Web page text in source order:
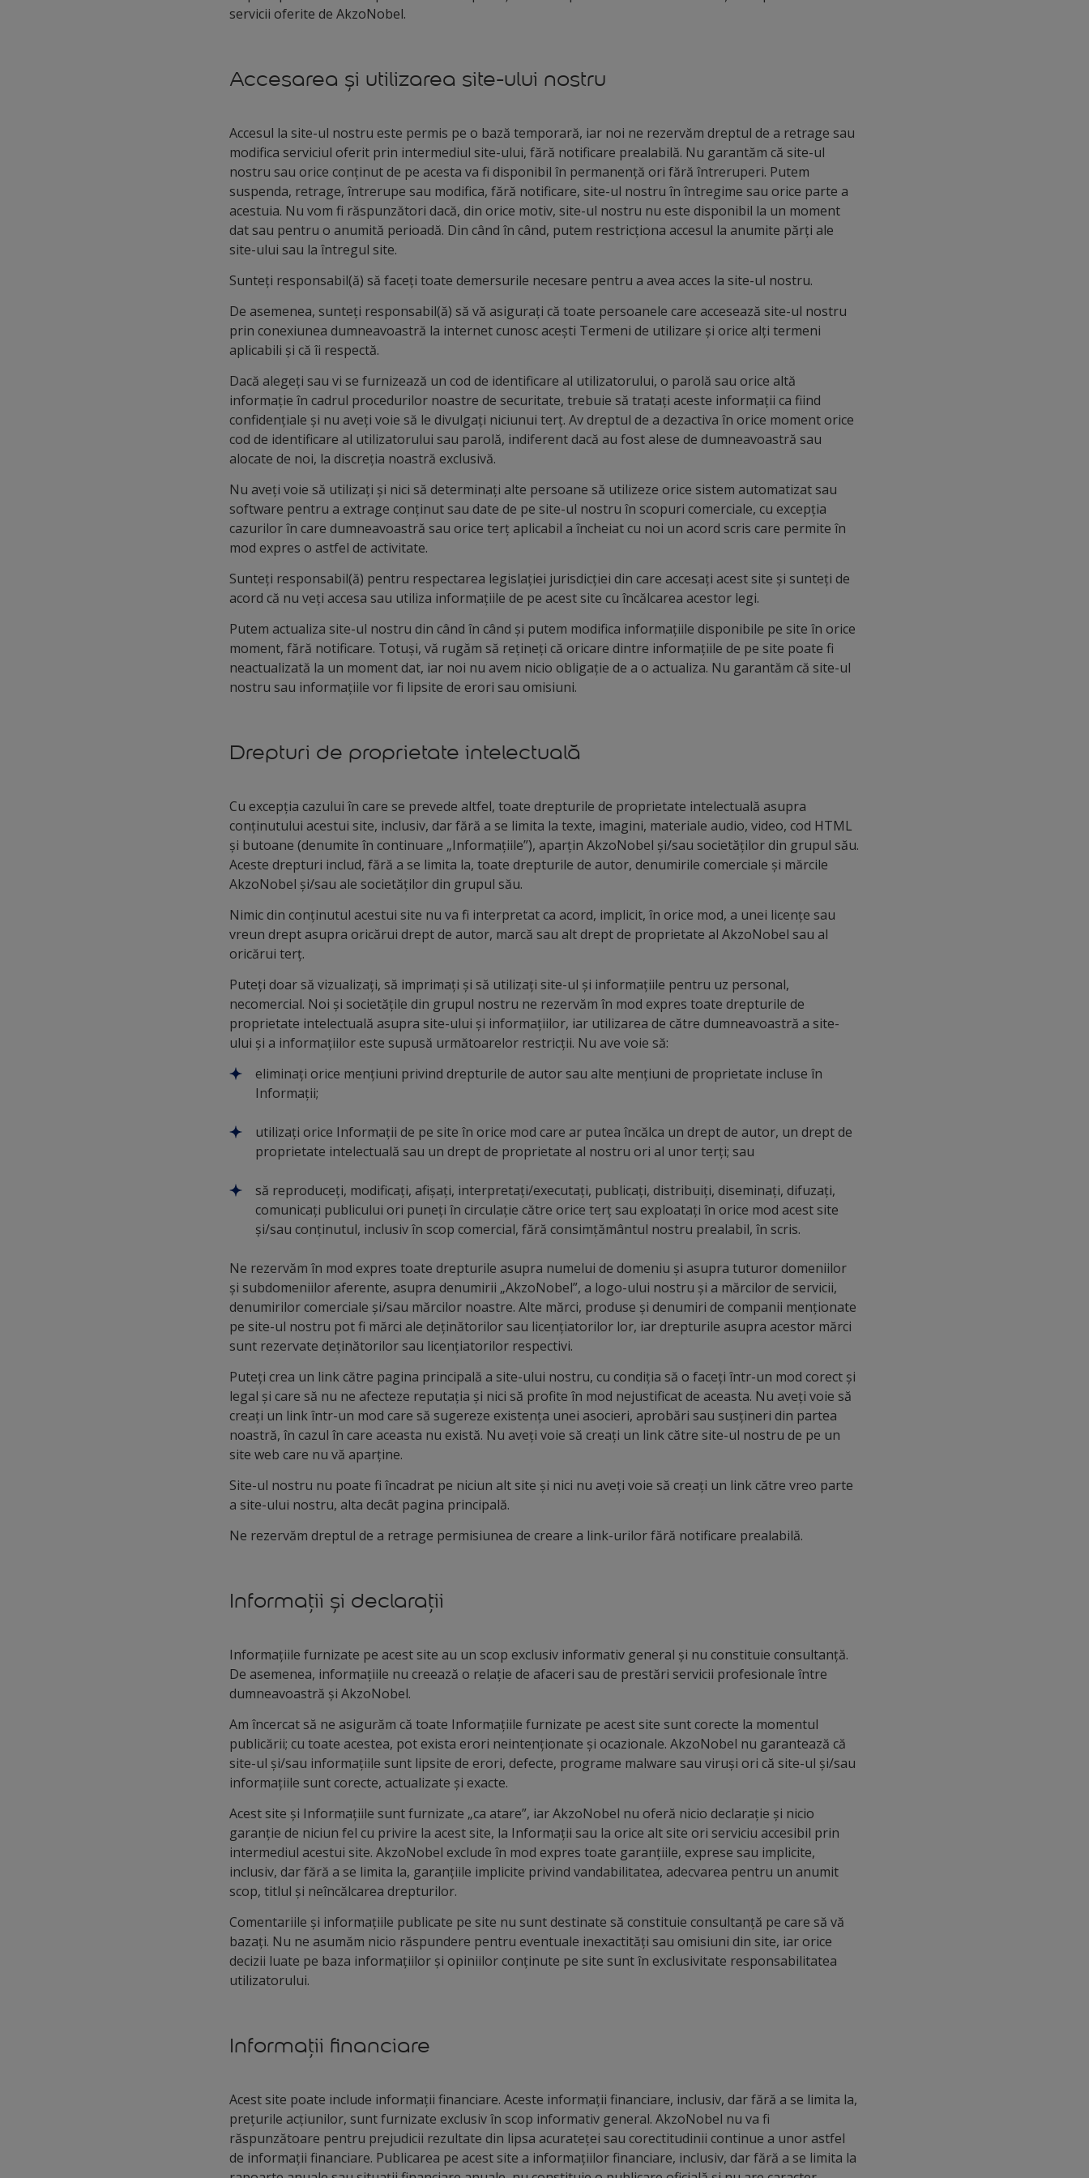
servicii oferite de AkzoNobel.
Accesarea și utilizarea site-ului nostru
Accesul la site-ul nostru este permis pe o bază temporară, iar noi ne rezervăm dreptul de a retrage sau
modifica serviciul oferit prin intermediul site-ului, fără notificare prealabilă. Nu garantăm că site-ul
nostru sau orice conținut de pe acesta va fi disponibil în permanență ori fără întreruperi. Putem
suspenda, retrage, întrerupe sau modifica, fără notificare, site-ul nostru în întregime sau orice parte a
acestuia. Nu vom fi răspunzători dacă, din orice motiv, site-ul nostru nu este disponibil la un moment
dat sau pentru o anumită perioadă. Din când în când, putem restricționa accesul la anumite părți ale
site-ului sau la întregul site.
Sunteți responsabil(ă) să faceți toate demersurile necesare pentru a avea acces la site-ul nostru.
De asemenea, sunteți responsabil(ă) să vă asigurați că toate persoanele care accesează site-ul nostru
prin conexiunea dumneavoastră la internet cunosc acești Termeni de utilizare și orice alți termeni
aplicabili și că îi respectă.
Dacă alegeți sau vi se furnizează un cod de identificare al utilizatorului, o parolă sau orice altă
informație în cadrul procedurilor noastre de securitate, trebuie să tratați aceste informații ca fiind
confidențiale și nu aveți voie să le divulgați niciunui terț. Av dreptul de a dezactiva în orice moment orice
cod de identificare al utilizatorului sau parolă, indiferent dacă au fost alese de dumneavoastră sau
alocate de noi, la discreția noastră exclusivă.
Nu aveți voie să utilizați și nici să determinați alte persoane să utilizeze orice sistem automatizat sau
software pentru a extrage conținut sau date de pe site-ul nostru în scopuri comerciale, cu excepția
cazurilor în care dumneavoastră sau orice terț aplicabil a încheiat cu noi un acord scris care permite în
mod expres o astfel de activitate.
Sunteți responsabil(ă) pentru respectarea legislației jurisdicției din care accesați acest site și sunteți de
acord că nu veți accesa sau utiliza informațiile de pe acest site cu încălcarea acestor legi.
Putem actualiza site-ul nostru din când în când și putem modifica informațiile disponibile pe site în orice
moment, fără notificare. Totuși, vă rugăm să rețineți că oricare dintre informațiile de pe site poate fi
neactualizată la un moment dat, iar noi nu avem nicio obligație de a o actualiza. Nu garantăm că site-ul
nostru sau informațiile vor fi lipsite de erori sau omisiuni.
Drepturi de proprietate intelectuală
Cu excepția cazului în care se prevede altfel, toate drepturile de proprietate intelectuală asupra
conținutului acestui site, inclusiv, dar fără a se limita la texte, imagini, materiale audio, video, cod HTML
și butoane (denumite în continuare „Informațiile”), aparțin AkzoNobel și/sau societăților din grupul său.
Aceste drepturi includ, fără a se limita la, toate drepturile de autor, denumirile comerciale și mărcile
AkzoNobel și/sau ale societăților din grupul său.
Nimic din conținutul acestui site nu va fi interpretat ca acord, implicit, în orice mod, a unei licențe sau
vreun drept asupra oricărui drept de autor, marcă sau alt drept de proprietate al AkzoNobel sau al
oricărui terț.
Puteți doar să vizualizați, să imprimați și să utilizați site-ul și informațiile pentru uz personal,
necomercial. Noi și societățile din grupul nostru ne rezervăm în mod expres toate drepturile de
proprietate intelectuală asupra site-ului și informațiilor, iar utilizarea de către dumneavoastră a site-
ului și a informațiilor este supusă următoarelor restricții. Nu ave voie să:
eliminați orice mențiuni privind drepturile de autor sau alte mențiuni de proprietate incluse în
Informații;
utilizați orice Informații de pe site în orice mod care ar putea încălca un drept de autor, un drept de
proprietate intelectuală sau un drept de proprietate al nostru ori al unor terți; sau
să reproduceți, modificați, afișați, interpretați/executați, publicați, distribuiți, diseminați, difuzați,
comunicați publicului ori puneți în circulație către orice terț sau exploatați în orice mod acest site
și/sau conținutul, inclusiv în scop comercial, fără consimțământul nostru prealabil, în scris.
Ne rezervăm în mod expres toate drepturile asupra numelui de domeniu și asupra tuturor domeniilor
și subdomeniilor aferente, asupra denumirii „AkzoNobel”, a logo-ului nostru și a mărcilor de servicii,
denumirilor comerciale și/sau mărcilor noastre. Alte mărci, produse și denumiri de companii menționate
pe site-ul nostru pot fi mărci ale deținătorilor sau licențiatorilor lor, iar drepturile asupra acestor mărci
sunt rezervate deținătorilor sau licențiatorilor respectivi.
Puteți crea un link către pagina principală a site-ului nostru, cu condiția să o faceți într-un mod corect și
legal și care să nu ne afecteze reputația și nici să profite în mod nejustificat de aceasta. Nu aveți voie să
creați un link într-un mod care să sugereze existența unei asocieri, aprobări sau susțineri din partea
noastră, în cazul în care aceasta nu există. Nu aveți voie să creați un link către site-ul nostru de pe un
site web care nu vă aparține.
Site-ul nostru nu poate fi încadrat pe niciun alt site și nici nu aveți voie să creați un link către vreo parte
a site-ului nostru, alta decât pagina principală.
Ne rezervăm dreptul de a retrage permisiunea de creare a link-urilor fără notificare prealabilă.
Informații și declarații
Informațiile furnizate pe acest site au un scop exclusiv informativ general și nu constituie consultanță.
De asemenea, informațiile nu creează o relație de afaceri sau de prestări servicii profesionale între
dumneavoastră și AkzoNobel.
Am încercat să ne asigurăm că toate Informațiile furnizate pe acest site sunt corecte la momentul
publicării; cu toate acestea, pot exista erori neintenționate și ocazionale. AkzoNobel nu garantează că
site-ul și/sau informațiile sunt lipsite de erori, defecte, programe malware sau viruși ori că site-ul și/sau
informațiile sunt corecte, actualizate și exacte.
Acest site și Informațiile sunt furnizate „ca atare”, iar AkzoNobel nu oferă nicio declarație și nicio
garanție de niciun fel cu privire la acest site, la Informații sau la orice alt site ori serviciu accesibil prin
intermediul acestui site. AkzoNobel exclude în mod expres toate garanțiile, exprese sau implicite,
inclusiv, dar fără a se limita la, garanțiile implicite privind vandabilitatea, adecvarea pentru un anumit
scop, titlul și neîncălcarea drepturilor.
Comentariile și informațiile publicate pe site nu sunt destinate să constituie consultanță pe care să vă
bazați. Nu ne asumăm nicio răspundere pentru eventuale inexactități sau omisiuni din site, iar orice
decizii luate pe baza informațiilor și opiniilor conținute pe site sunt în exclusivitate responsabilitatea
utilizatorului.
Informații financiare
Acest site poate include informații financiare. Aceste informații financiare, inclusiv, dar fără a se limita la,
prețurile acțiunilor, sunt furnizate exclusiv în scop informativ general. AkzoNobel nu va fi
răspunzătoare pentru prejudicii rezultate din lipsa acurateței sau corectitudinii continue a unor astfel
de informații financiare. Publicarea pe acest site a informațiilor financiare, inclusiv, dar fără a se limita la